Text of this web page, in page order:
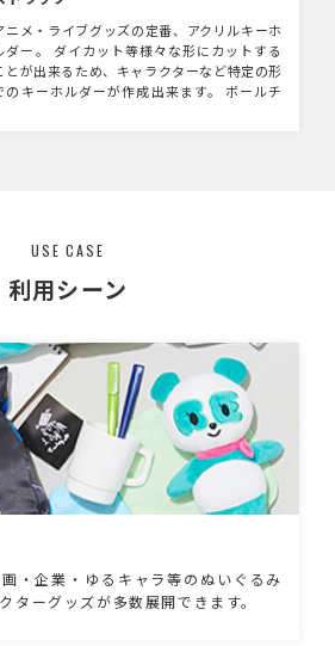
ニメ・ライブグッズの定番、アクリルキーホ
ダー。 ダイカット等様々な形にカットする
とが出来るため、キャラクターなど特定の形
のキーホルダーが作成出来ます。 ボールチ
USE CASE
利用シーン
・企業・ゆるキャラ等のぬいぐるみ
ターグッズが多数展開できます。